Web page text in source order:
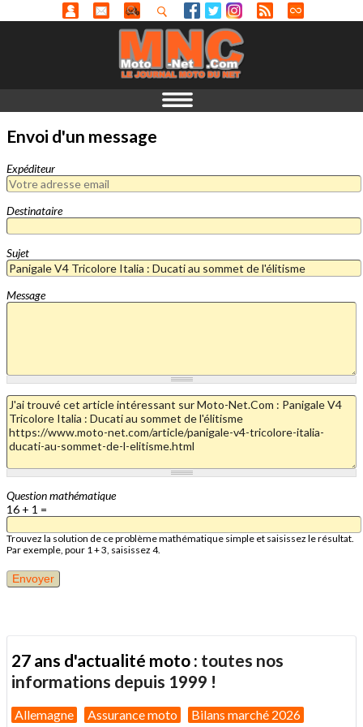
Envoi d'un message
Expéditeur
Destinataire
Sujet
Message
Question mathématique
16 + 1 =
Trouvez la solution de ce problème mathématique simple et saisissez le résultat.
Par exemple, pour 1 + 3, saisissez 4.
27 ans d'actualité moto : toutes nos
informations depuis 1999 !
Allemagne Assurance moto Bilans marché 2026